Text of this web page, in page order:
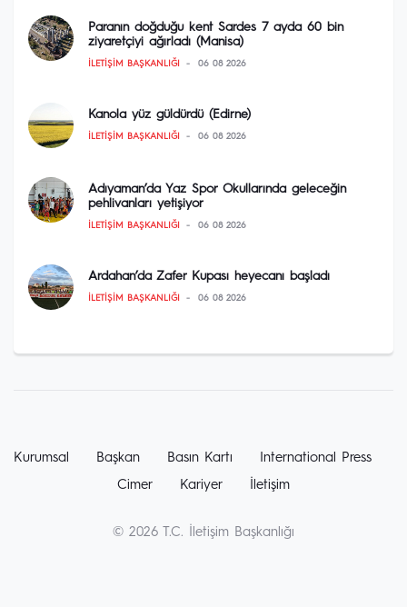
Paranın doğduğu kent Sardes 7 ayda 60 bin
ziyaretçiyi ağırladı (Manisa)
İLETIŞIM BAŞKANLIĞI 06 08 2026
Kanola yüz güldürdü (Edirne)
İLETIŞIM BAŞKANLIĞI 06 08 2026
Adıyaman’da Yaz Spor Okullarında geleceğin
pehlivanları yetişiyor
İLETIŞIM BAŞKANLIĞI 06 08 2026
Ardahan’da Zafer Kupası heyecanı başladı
İLETIŞIM BAŞKANLIĞI 06 08 2026
Kurumsal Başkan Basın Kartı
International Press
Cimer
Kariyer İletişim
© 2026 T.C. İletişim Başkanlığı